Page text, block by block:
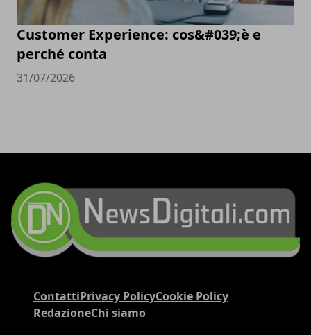
Customer Experience: cos&#039;è e
perché conta
31/07/2026
ContattiPrivacy PolicyCookie Policy
RedazioneChi siamo